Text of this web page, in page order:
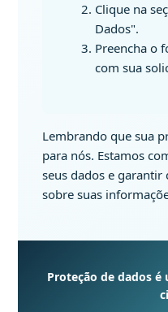
Clique na
Dados".
Preencha o
com sua
Lembrando que sua
para nós. Estamos
seus dados e
sobre suas
Proteção de dados